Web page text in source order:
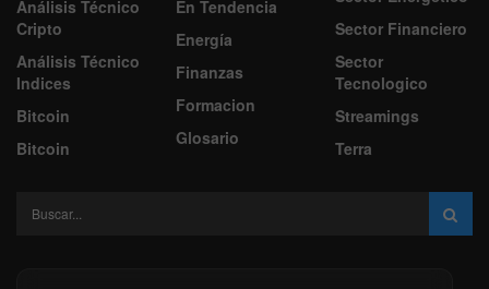
Análisis Técnico
Cripto
Análisis Técnico
Indices
Bitcoin
Bitcoin
En Tendencia
Energía
Finanzas
Formacion
Glosario
Sector Financiero
Sector
Tecnologico
Streamings
Terra